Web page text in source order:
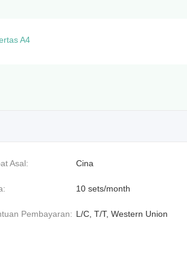
A4
Asal: Cina
10 sets/month
Pembayaran: L/C, T/T, Western Union